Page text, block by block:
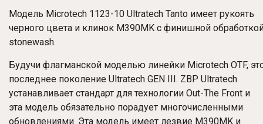
Модель Microtech 1123-10 Ultratech Tanto имеет рукоять
черного цвета и клинок M390MK с финишной
stonewash.
Будучи флагманской моделью линейки Microtech OTF,
последнее поколение Ultratech GEN III. ZBP Ultratech
устанавливает стандарт для технологии Out-The Front и
эта модель обязательно порадует многочисленными
обновлениями. Эта модель имеет лезвие M390MK и